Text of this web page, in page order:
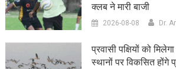
क्लब ने मारी बाजी
2026-08-08 Dr.
प्रवासी पक्षियों को
स्थानों पर विकसित होंगे